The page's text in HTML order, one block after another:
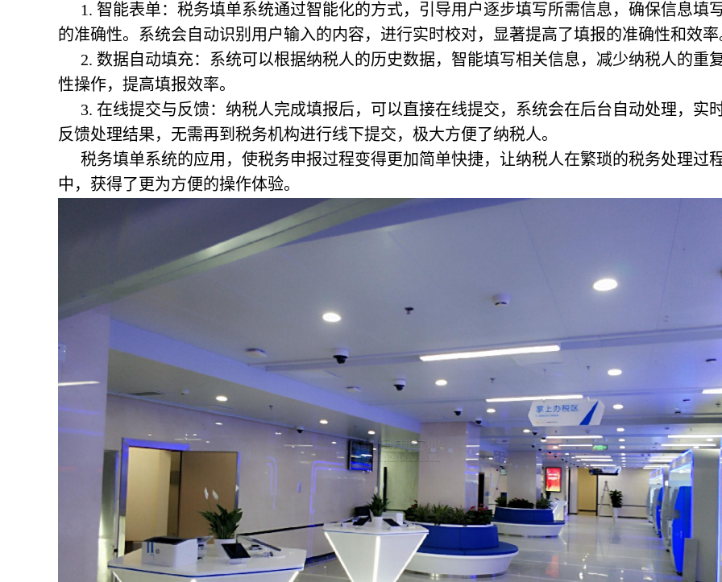
1. 智能表单：税务填单系统通过智能化的方式，引导用户逐步填写所需信息，确保信息填
的准确性。系统会自动识别用户输入的内容，进行实时校对，显著提高了填报的准确性和效率
2. 数据自动填充：系统可以根据纳税人的历史数据，智能填写相关信息，减少纳税人的重
性操作，提高填报效率。
3. 在线提交与反馈：纳税人完成填报后，可以直接在线提交，系统会在后台自动处理，实
反馈处理结果，无需再到税务机构进行线下提交，极大方便了纳税人。
税务填单系统的应用，使税务申报过程变得更加简单快捷，让纳税人在繁琐的税务处理过
中，获得了更为方便的操作体验。